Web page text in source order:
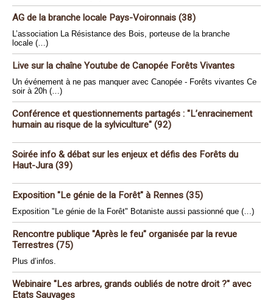
AG de la branche locale Pays-Voironnais (38)
L’association La Résistance des Bois, porteuse de la branche
locale (…)
Live sur la chaîne Youtube de Canopée Forêts Vivantes
Un événement à ne pas manquer avec Canopée - Forêts vivantes Ce
soir à 20h (…)
Conférence et questionnements partagés : "L’enracinement
humain au risque de la sylviculture" (92)
Soirée info & débat sur les enjeux et défis des Forêts du
Haut-Jura (39)
Exposition "Le génie de la Forêt" à Rennes (35)
Exposition "Le génie de la Forêt" Botaniste aussi passionné que (…)
Rencontre publique "Après le feu" organisée par la revue
Terrestres (75)
Plus d’infos.
Webinaire "Les arbres, grands oubliés de notre droit ?" avec
Etats Sauvages